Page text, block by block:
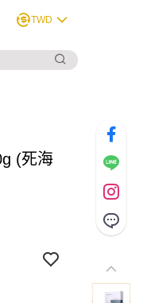
TWD
(死海